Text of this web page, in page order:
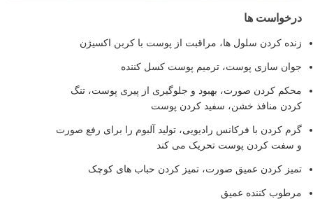
درخواست ها
زنده کردن سلول ها، مراقبت از پوست با کربن اکسیژن
جوان سازی پوست، ترمیم پوست کسل کننده
محکم کردن صورت، بهبود و جلوگیری از پیری پوست، تنگ
کردن منافذ خشن، سفید کردن پوست
گرم کردن با فرکانس رادیویی، تولید آلبوم را برای رفع صورت
و سفت کردن پوست تحریک می کند
تمیز کردن عمیق صورت، تمیز کردن حباب های کوچک
مرطوب کننده عمیق